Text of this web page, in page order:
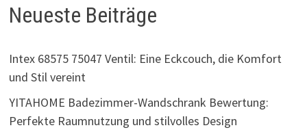
Neueste Beiträge
Intex 68575 75047 Ventil: Eine Eckcouch, die Komfort
und Stil vereint
YITAHOME Badezimmer-Wandschrank Bewertung:
Perfekte Raumnutzung und stilvolles Design